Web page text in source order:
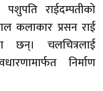
राईदम्पतीको
कलाकार प्रसन राई
छन्। चलचित्रलाई
निर्माण